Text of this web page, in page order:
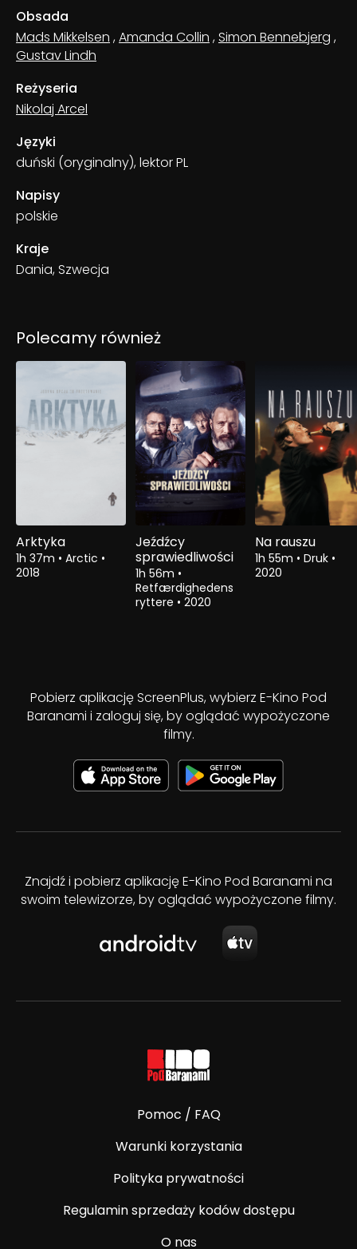
Obsada
Mads Mikkelsen ,Amanda Collin ,Simon Bennebjerg ,
Gustav Lindh
Reżyseria
Nikolaj Arcel
Języki
duński (oryginalny), lektor PL
Napisy
polskie
Kraje
Dania, Szwecja
Polecamy również
Arktyka
1h 37m • Arctic •
2018
Jeźdźcy
sprawiedliwości
1h 56m •
Retfærdighedens
ryttere • 2020
Na rauszu
1h 55m • Druk •
2020
Pobierz aplikację ScreenPlus, wybierz E-Kino Pod
Baranami i zaloguj się, by oglądać wypożyczone
filmy.
Znajdź i pobierz aplikację E-Kino Pod Baranami na
swoim telewizorze, by oglądać wypożyczone filmy.
Pomoc / FAQ
Warunki korzystania
Polityka prywatności
Regulamin sprzedaży kodów dostępu
O nas